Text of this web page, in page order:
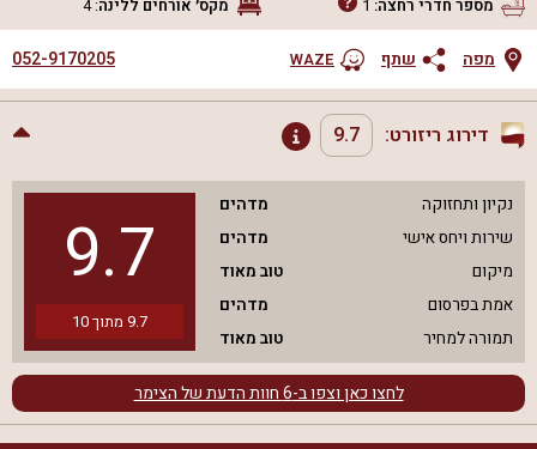
מספר חדרי רחצה: 1 מקס׳ אורחים ללינה:
4
מפה שתף WAZE
052-9170205
דירוג ריזורט: 9.7
נקיון ותחזוקה
מדהים
שירות ויחס אישי
מדהים
מיקום
טוב מאוד
אמת בפרסום
מדהים
תמורה למחיר
טוב מאוד
9.7
9.7 מתוך10
לחצו כאן וצפו ב-6חוות הדעת של הצימר